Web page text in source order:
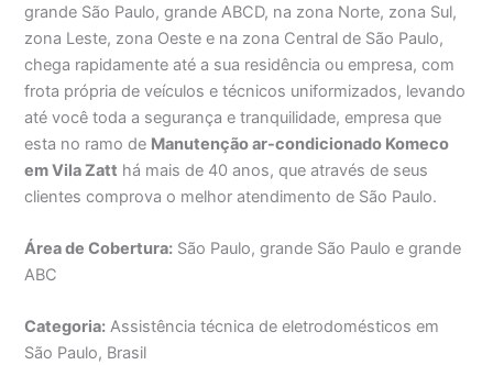
grande São Paulo, grande ABCD, na zona Norte, zona Sul,
zona Leste, zona Oeste e na zona Central de São Paulo,
chega rapidamente até a sua residência ou empresa, com
frota própria de veículos e técnicos uniformizados, levando
até você toda a segurança e tranquilidade, empresa que
esta no ramo de Manutenção ar-condicionado Komeco
em Vila Zatt há mais de 40 anos, que através de seus
clientes comprova o melhor atendimento de São Paulo.
Área de Cobertura: São Paulo, grande São Paulo e grande
ABC
Categoria: Assistência técnica de eletrodomésticos em
São Paulo, Brasil